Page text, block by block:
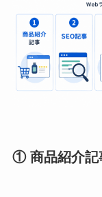
① 商品紹介記